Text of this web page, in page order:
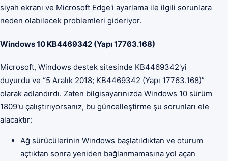
siyah ekranı ve Microsoft Edge'i ayarlama ile ilgili sorunlara
neden olabilecek problemleri gideriyor.
Windows 10 KB4469342 (Yapı 17763.168)
Microsoft, Windows destek sitesinde KB4469342'yi
duyurdu ve “5 Aralık 2018; KB4469342 (Yapı 17763.168)”
olarak adlandırdı. Zaten bilgisayarınızda Windows 10 sürüm
1809'u çalıştırıyorsanız, bu güncelleştirme şu sorunları ele
alacaktır:
Ağ sürücülerinin Windows başlatıldıktan ve oturum
açtıktan sonra yeniden bağlanmamasına yol açan